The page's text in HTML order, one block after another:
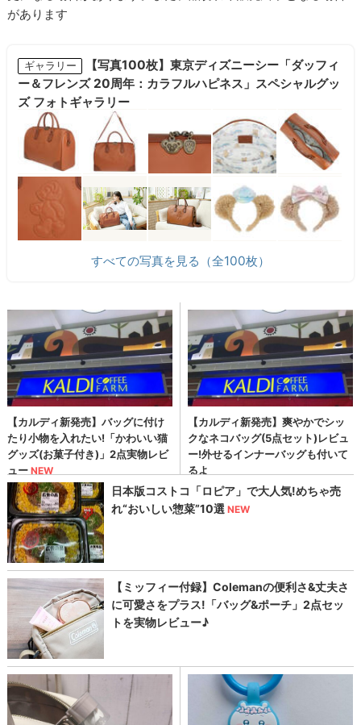
があります
ギャラリー
【写真100枚】東京ディズニーシー「ダッフィ
ー＆フレンズ 20周年：カラフルハピネス」スペシャルグッ
ズ フォトギャラリー
すべての写真を見る（全100枚）